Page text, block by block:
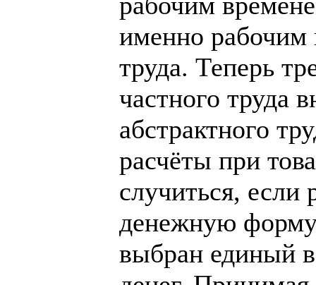
именно рабочим
труда. Теперь
частного труда
абстрактного
расчёты при
случиться, если
денежную
выбран единый